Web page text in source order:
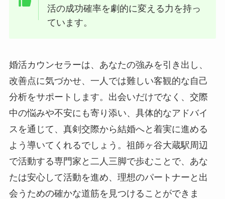
活の成功確率を劇的に変える力を持っ
ています。
婚活カウンセラーは、あなたの強みを引き出し、
改善点に気づかせ、一人では難しい客観的な自己
分析をサポートします。出会いだけでなく、交際
中の悩みや不安にも寄り添い、具体的なアドバイ
スを通じて、真剣交際から結婚へと着実に進める
よう導いてくれるでしょう。祖師ヶ谷大蔵駅周辺
で活動する専門家と二人三脚で歩むことで、あな
たは安心して活動を進め、理想のパートナーと出
会うための確かな道筋を見つけることができま